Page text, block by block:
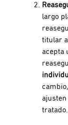
largo
titular
acepta
tratado.